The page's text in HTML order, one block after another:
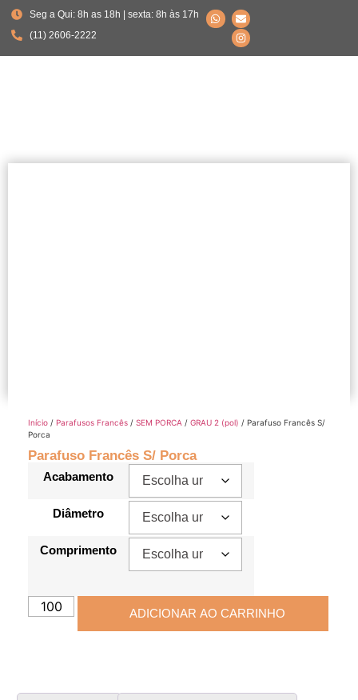
Seg a Qui: 8h as 18h | sexta: 8h às 17h
(11) 2606-2222
Início / Parafusos Francês / SEM PORCA / GRAU 2 (pol) / Parafuso Francês S/
Porca
Parafuso Francês S/ Porca
Acabamento
Diâmetro
Comprimento
ADICIONAR AO CARRINHO